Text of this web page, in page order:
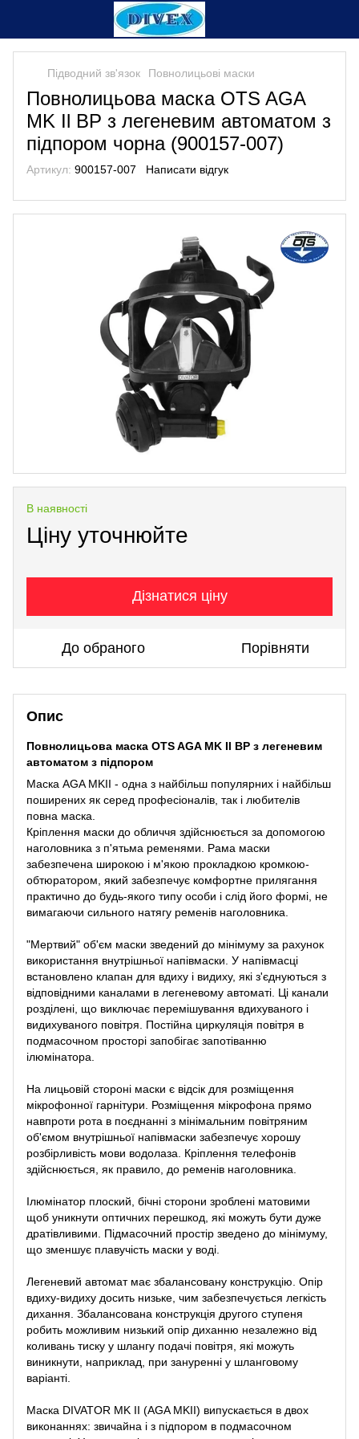
Підводний зв'язок Повнолицьовi маски
Повнолицьова маска OTS AGA
MK Il BP з легеневим автоматом з
підпором чорна (900157-007)
Артикул: 900157-007 Написати відгук
В наявності
Ціну уточнюйте
Дізнатися ціну
До обраного Порівняти
Опис
Повнолицьова маска OTS AGA MK Il BP з легеневим
автоматом з підпором
Маска AGA MKII - одна з найбільш популярних і найбільш
поширених як серед професіоналів, так і любителів
повна маска.
Кріплення маски до обличчя здійснюється за допомогою
наголовника з п'ятьма ременями. Рама маски
забезпечена широкою і м'якою прокладкою кромкою-
обтюратором, який забезпечує комфортне прилягання
практично до будь-якого типу особи і слід його формі, не
вимагаючи сильного натягу ременів наголовника.
"Мертвий" об'єм маски зведений до мінімуму за рахунок
використання внутрішньої напівмаски. У напівмасці
встановлено клапан для вдиху і видиху, які з'єднуються з
відповідними каналами в легеневому автоматі. Ці канали
розділені, що виключає перемішування вдихуваного і
видихуваного повітря. Постійна циркуляція повітря в
подмасочном просторі запобігає запотіванню
ілюмінатора.
На лицьовій стороні маски є відсік для розміщення
мікрофонної гарнітури. Розміщення мікрофона прямо
навпроти рота в поєднанні з мінімальним повітряним
об'ємом внутрішньої напівмаски забезпечує хорошу
розбірливість мови водолаза. Кріплення телефонів
здійснюється, як правило, до ременів наголовника.
Ілюмінатор плоский, бічні сторони зроблені матовими
щоб уникнути оптичних перешкод, які можуть бути дуже
дратівливими. Підмасочний простір зведено до мінімуму,
що зменшує плавучість маски у воді.
Легеневий автомат має збалансовану конструкцію. Опір
вдиху-видиху досить низьке, чим забезпечується легкість
дихання. Збалансована конструкція другого ступеня
робить можливим низький опір диханню незалежно від
коливань тиску у шлангу подачі повітря, які можуть
виникнути, наприклад, при зануренні у шланговому
варіанті.
Маска DIVATOR MK II (AGA MKII) випускається в двох
виконаннях: звичайна і з підпором в подмасочном